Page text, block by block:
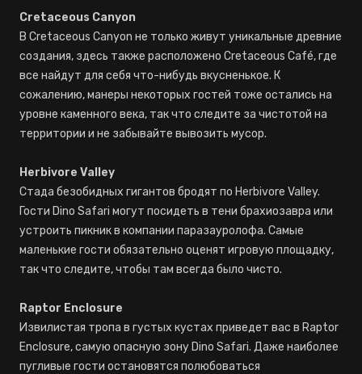
Cretaceous Canyon
В Cretaceous Canyon не только живут уникальные древние
создания, здесь также расположено Cretaceous Café, где
все найдут для себя что-нибудь вкусненькое. К
сожалению, манеры некоторых гостей тоже остались на
уровне каменного века, так что следите за чистотой на
территории и не забывайте вывозить мусор.
Herbivore Valley
Стада безобидных гигантов бродят по Herbivore Valley.
Гости Dino Safari могут посидеть в тени брахиозавра или
устроить пикник в компании паразауролофа. Самые
маленькие гости обязательно оценят игровую площадку,
так что следите, чтобы там всегда было чисто.
Raptor Enclosure
Извилистая тропа в густых кустах приведет вас в Raptor
Enclosure, самую опасную зону Dino Safari. Даже наиболее
пугливые гости остановятся полюбоваться